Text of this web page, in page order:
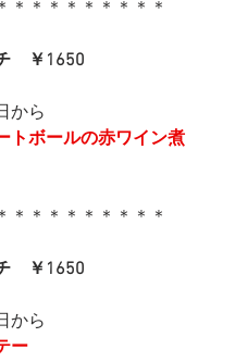
＊＊＊＊＊＊＊＊＊
　￥1650
から
トボールの赤ワイン煮
＊＊＊＊＊＊＊＊＊
　￥1650
から
ー